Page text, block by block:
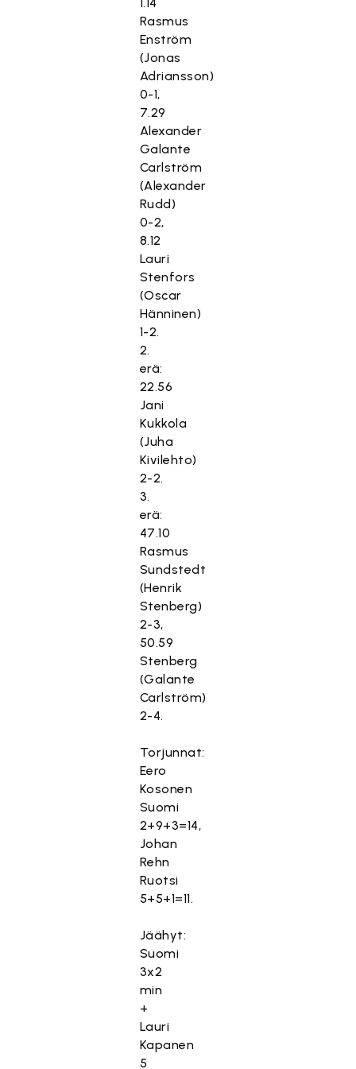
Rasmus
Enström
(Jonas
Adriansson)
0-1,
7.29
Alexander
Galante
Carlström
(Alexander
Rudd)
0-2,
8.12
Lauri
Stenfors
(Oscar
Hänninen)
1-2.
2.
erä:
22.56
Jani
Kukkola
(Juha
Kivilehto)
2-2.
3.
erä:
47.10
Rasmus
Sundstedt
(Henrik
Stenberg)
2-3,
50.59
Stenberg
(Galante
Carlström)
2-4.
Torjunnat:
Eero
Kosonen
Suomi
2+9+3=14,
Johan
Rehn
Ruotsi
5+5+1=11.
Jäähyt:
Suomi
3x2
min
+
Lauri
Kapanen
5